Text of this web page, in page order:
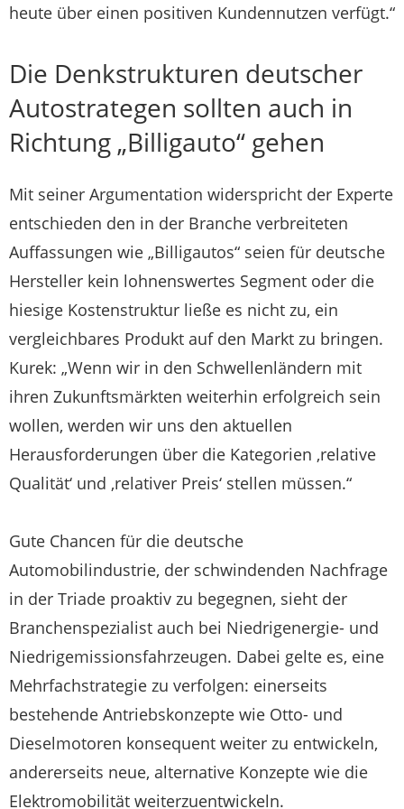
heute über einen positiven Kundennutzen verfügt.“
Die Denkstrukturen deutscher
Autostrategen sollten auch in
Richtung „Billigauto“ gehen
Mit seiner Argumentation widerspricht der Experte
entschieden den in der Branche verbreiteten
Auffassungen wie „Billigautos“ seien für deutsche
Hersteller kein lohnenswertes Segment oder die
hiesige Kostenstruktur ließe es nicht zu, ein
vergleichbares Produkt auf den Markt zu bringen.
Kurek: „Wenn wir in den Schwellenländern mit
ihren Zukunftsmärkten weiterhin erfolgreich sein
wollen, werden wir uns den aktuellen
Herausforderungen über die Kategorien ‚relative
Qualität‘ und ‚relativer Preis‘ stellen müssen.“
Gute Chancen für die deutsche
Automobilindustrie, der schwindenden Nachfrage
in der Triade proaktiv zu begegnen, sieht der
Branchenspezialist auch bei Niedrigenergie- und
Niedrigemissionsfahrzeugen. Dabei gelte es, eine
Mehrfachstrategie zu verfolgen: einerseits
bestehende Antriebskonzepte wie Otto- und
Dieselmotoren konsequent weiter zu entwickeln,
andererseits neue, alternative Konzepte wie die
Elektromobilität weiterzuentwickeln.